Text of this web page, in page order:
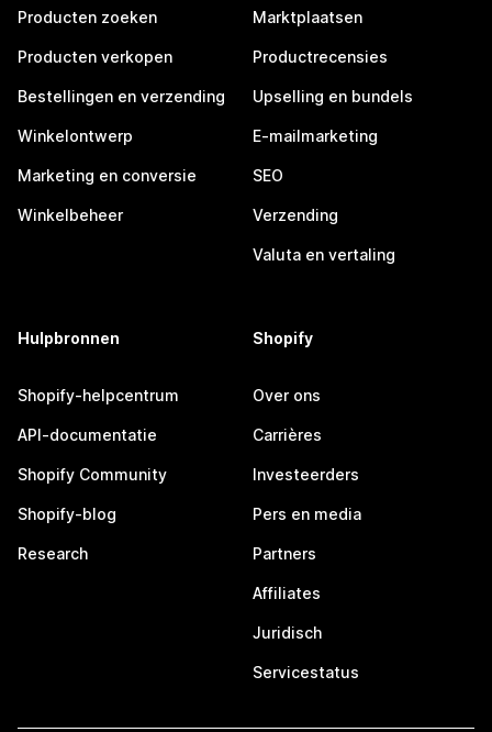
Producten zoeken
Producten verkopen
Bestellingen en verzending
Winkelontwerp
Marketing en conversie
Winkelbeheer
Marktplaatsen
Productrecensies
Upselling en bundels
E-mailmarketing
SEO
Verzending
Valuta en vertaling
Hulpbronnen
Shopify-helpcentrum
API-documentatie
Shopify Community
Shopify-blog
Research
Shopify
Over ons
Carrières
Investeerders
Pers en media
Partners
Affiliates
Juridisch
Servicestatus